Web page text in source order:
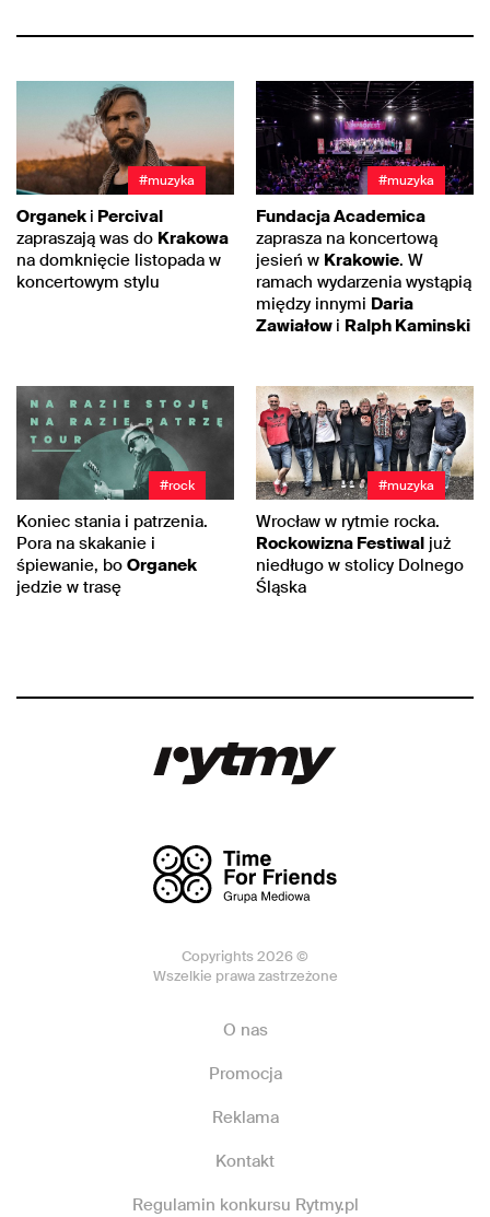
#muzyka
Organek i Percival
zapraszają was do Krakowa
na domknięcie listopada w
koncertowym stylu
#muzyka
Fundacja Academica
zaprasza na koncertową
jesień w Krakowie. W
ramach wydarzenia wystąpią
między innymi Daria
Zawiałow i Ralph Kaminski
#rock
Koniec stania i patrzenia.
Pora na skakanie i
śpiewanie, bo Organek
jedzie w trasę
#muzyka
Wrocław w rytmie rocka.
Rockowizna Festiwal już
niedługo w stolicy Dolnego
Śląska
Copyrights 2026 ©
Wszelkie prawa zastrzeżone
O nas
Promocja
Reklama
Kontakt
Regulamin konkursu Rytmy.pl